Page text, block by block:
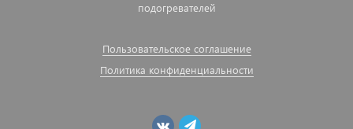
подогревателей
Пользовательское соглашение
Политика конфиденциальности